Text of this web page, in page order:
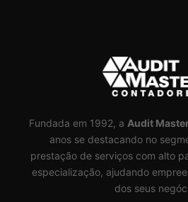
Fundada em 1992, a Audit
anos se destacando no
prestação de serviços com alto
especialização, ajudando
dos seus